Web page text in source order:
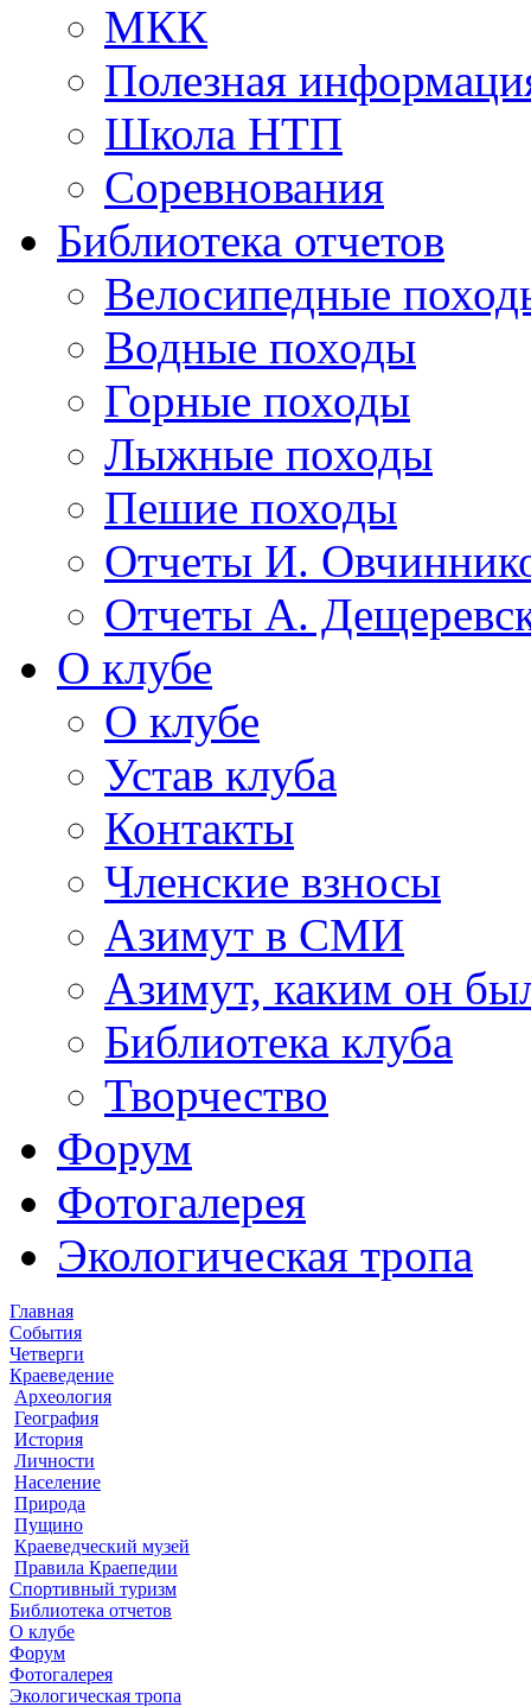
МКК
Полезная
Школа НТП
Соревнования
Библиотека отчетов
Велосипедные
Водные походы
Горные походы
Лыжные походы
Пешие походы
Отчеты И.
Отчеты А.
О клубе
О клубе
Устав клуба
Контакты
Членские взносы
Азимут в СМИ
Азимут, каким он
Библиотека клуба
Творчество
Форум
Фотогалерея
Экологическая тропа
Главная
События
Четверги
Краеведение
Археология
География
История
Личности
Население
Природа
Пущино
Краеведческий музей
Правила Краепедии
Спортивный туризм
Библиотека отчетов
О клубе
Форум
Фотогалерея
Экологическая тропа